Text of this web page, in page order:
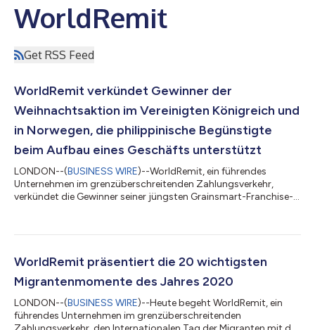
WorldRemit
Get RSS Feed
WorldRemit verkündet Gewinner der
Weihnachtsaktion im Vereinigten Königreich und
in Norwegen, die philippinische Begünstigte
beim Aufbau eines Geschäfts unterstützt
LONDON--(BUSINESS WIRE)--WorldRemit, ein führendes
Unternehmen im grenzüberschreitenden Zahlungsverkehr,
verkündet die Gewinner seiner jüngsten Grainsmart-Franchise-
Geschäft in den Philippinen zu starten. Kunden konnten sich für
indem sie Geld in die Philippinen schickten und einen
Begünstigten ihrer Wahl bestimmten...
WorldRemit präsentiert die 20 wichtigsten
Migrantenmomente des Jahres 2020
LONDON--(BUSINESS WIRE)--Heute begeht WorldRemit, ein
führendes Unternehmen im grenzüberschreitenden